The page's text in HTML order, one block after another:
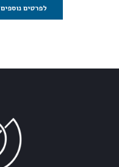
לפרטים נוספים